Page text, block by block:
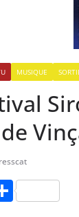
MUSIQUE
P